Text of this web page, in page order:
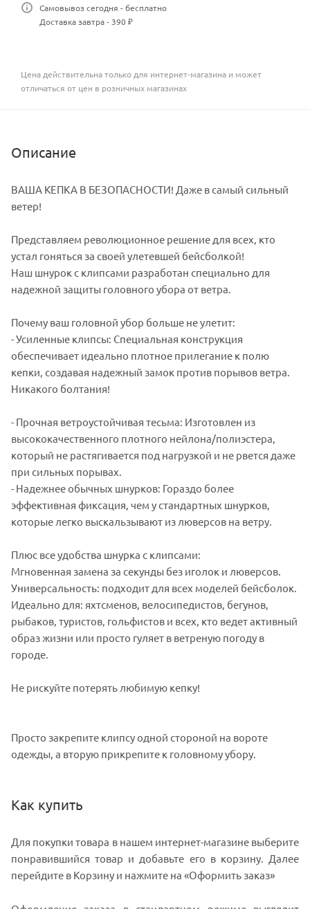
Самовывоз сегодня - бесплатно
Доставка завтра - 390 ₽
Цена действительна только для интернет-магазина и может
отличаться от цен в розничных магазинах
Описание
ВАША КЕПКА В БЕЗОПАСНОСТИ! Даже в самый сильный
ветер!
Представляем революционное решение для всех, кто
устал гоняться за своей улетевшей бейсболкой!
Наш шнурок с клипсами разработан специально для
надежной защиты головного убора от ветра.
Почему ваш головной убор больше не улетит:
- Усиленные клипсы: Специальная конструкция
обеспечивает идеально плотное прилегание к полю
кепки, создавая надежный замок против порывов ветра.
Никакого болтания!
- Прочная ветроустойчивая тесьма: Изготовлен из
высококачественного плотного нейлона/полиэстера,
который не растягивается под нагрузкой и не рвется даже
при сильных порывах.
- Надежнее обычных шнурков: Гораздо более
эффективная фиксация, чем у стандартных шнурков,
которые легко выскальзывают из люверсов на ветру.
Плюс все удобства шнурка с клипсами:
Мгновенная замена за секунды без иголок и люверсов.
Универсальность: подходит для всех моделей бейсболок.
Идеально для: яхтсменов, велосипедистов, бегунов,
рыбаков, туристов, гольфистов и всех, кто ведет активный
образ жизни или просто гуляет в ветреную погоду в
городе.
Не рискуйте потерять любимую кепку!
Просто закрепите клипсу одной стороной на вороте
одежды, а вторую прикрепите к головному убору.
Как купить
Для покупки товара в нашем интернет-магазине выберите
понравившийся товар и добавьте его в корзину. Далее
перейдите в Корзину и нажмите на «Оформить заказ»